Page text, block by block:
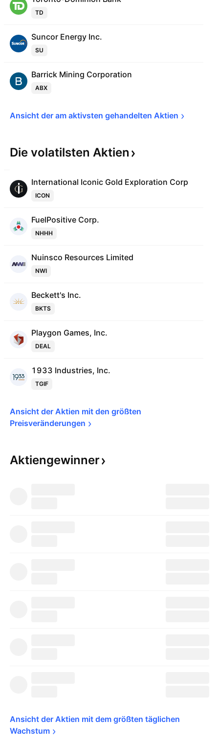
TD
Suncor Energy Inc.
SU
Barrick Mining Corporation
ABX
Ansicht der am aktivsten gehandelten Aktien
Die volatilsten Aktien
International Iconic Gold Exploration Corp
ICON
FuelPositive Corp.
NHHH
Nuinsco Resources Limited
NWI
Beckett's Inc.
BKTS
Playgon Games, Inc.
DEAL
1933 Industries, Inc.
TGIF
Preisveränderungen
Aktiengewinner
Wachstum